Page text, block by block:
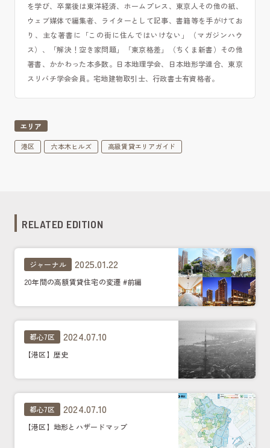
を学び、卒業後は東洋経済、ホームプレス、東京人その他の紙、
ウェブ媒体で編集者、ライターとして記事、書籍等を手がけてお
り、主な著書に「この街に住んではいけない」（マガジンハウ
ス）、「解決！空き家問題」「東京格差」（ちくま新書）その他
著書、かかわった本多数。日本地理学会、日本地形学連合、東京
スリバチ学会会員。宅地建物取引士、行政書士有資格者。
エリア
港区 六本木ヒルズ 高級賃貸エリアガイド
RELATED EDITION
ジャーナル 2025.01.22
20年間の高額賃貸住宅の変遷 #前編
都心7区 2024.07.10
【港区】歴史
都心7区 2024.07.10
【港区】地形とハザードマップ